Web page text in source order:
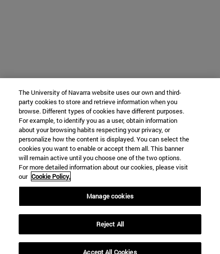
The University of Navarra website uses our own and third-
party cookies to store and retrieve information when you
browse. Different types of cookies have different purposes.
For example, to identify you as a user, obtain information
about your browsing habits respecting your privacy, or
personalize how the content is displayed. You can select the
cookies you want to enable or accept them all. This banner
will remain active until you choose one of the two options.
For more detailed information about our cookies, please visit
our Cookie Policy.
Manage cookies
Reject All
Accept All Cookies